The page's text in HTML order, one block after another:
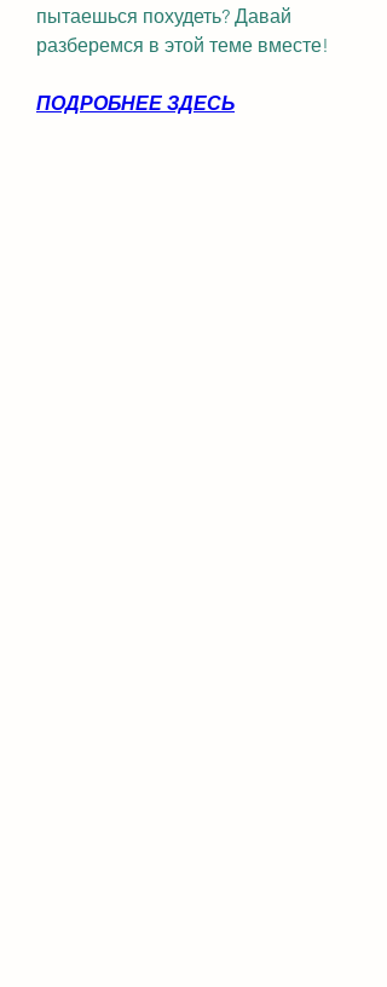
пытаешься похудеть? Давай
разберемся в этой теме вместе!
ПОДРОБНЕЕ ЗДЕСЬ